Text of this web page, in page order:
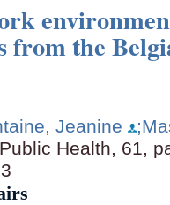
from the
Jeanine
Health, 61,